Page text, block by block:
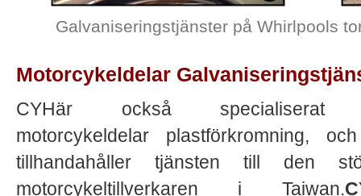
Galvaniseringstjänster på Whirlpools
Motorcykeldelar
CYHär också specialiserat
motorcykeldelar plastförkromning,
tillhandahåller tjänsten till den
motorcykeltillverkaren i Taiwan.